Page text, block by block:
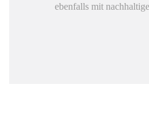
ebenfalls mit